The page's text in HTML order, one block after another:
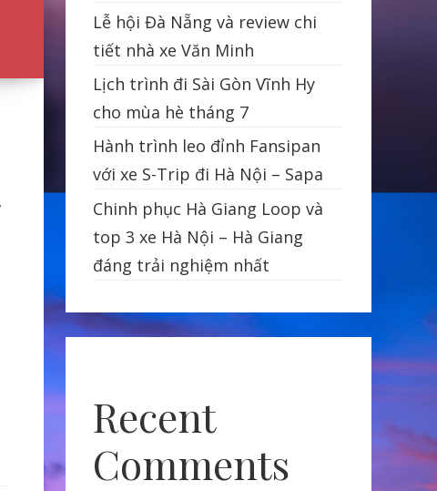
Lễ hội Đà Nẵng và review chi
tiết nhà xe Văn Minh
Lịch trình đi Sài Gòn Vĩnh Hy
cho mùa hè tháng 7
Hành trình leo đỉnh Fansipan
với xe S-Trip đi Hà Nội – Sapa
Chinh phục Hà Giang Loop và
top 3 xe Hà Nội – Hà Giang
đáng trải nghiệm nhất
Recent
Comments